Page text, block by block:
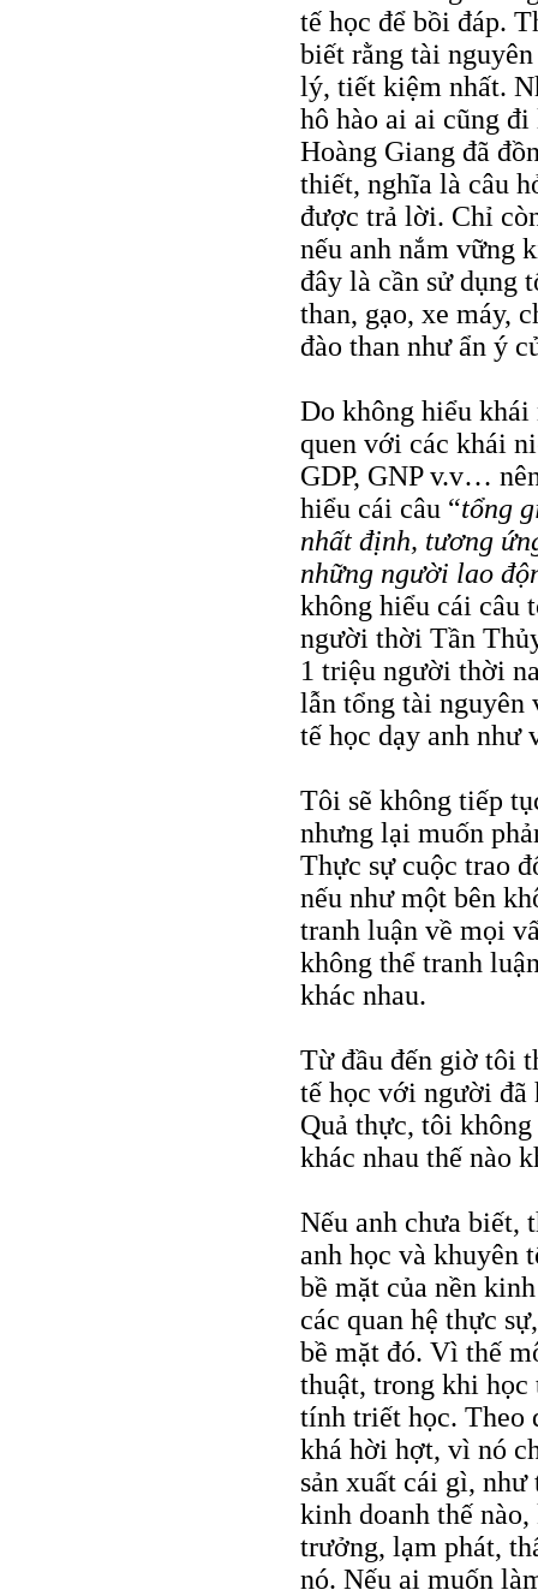
tế học để bồi đáp.
biết rằng tài
lý, tiết kiệm nhất.
hô hào ai ai cũng
Hoàng Giang đã
thiết, nghĩa là câu
được trả lời. Chỉ
nếu anh nắm vững
đây là cần sử dụng
than, gạo, xe máy,
đào than như ẩn ý
Do không hiểu
quen với các khái
GDP, GNP v.v…
hiểu cái câu “tổng
nhất định, tương
những người lao
không hiểu cái câu
người thời Tần
1 triệu người thời
lẫn tổng tài
tế học dạy anh như
Tôi sẽ không tiếp
nhưng lại muốn
Thực sự cuộc trao
nếu như một bên
tranh luận về mọi
không thể tranh
khác nhau.
Từ đầu đến giờ tôi
tế học với người đã
Quả thực, tôi
khác nhau thế nào
Nếu anh chưa biết,
anh học và khuyên
bề mặt của nền
các quan hệ thực
bề mặt đó. Vì thế
thuật, trong khi
tính triết học. Theo
khá hời hợt, vì nó
sản xuất cái gì, như
kinh doanh thế
trưởng, lạm phát,
nó. Nếu ai muốn